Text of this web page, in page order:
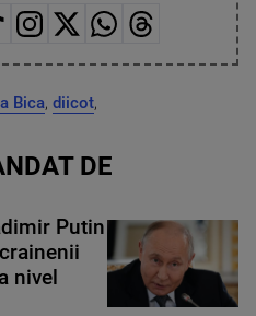
Bica, diicot,
DE
Putin
nivel